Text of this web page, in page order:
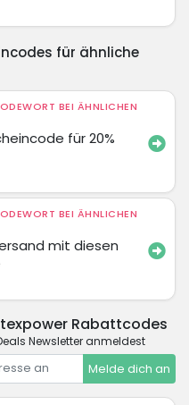
für ähnliche
BEI ÄHNLICHEN
für 20%
BEI ÄHNLICHEN
mit diesen
Rabattcodes
Newsletter anmeldest
Melde dich an